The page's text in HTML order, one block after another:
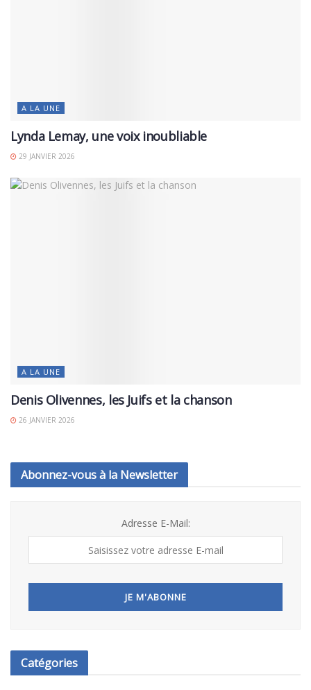
A LA UNE
Lynda Lemay, une voix inoubliable
29 JANVIER 2026
A LA UNE
Denis Olivennes, les Juifs et la chanson
26 JANVIER 2026
Abonnez-vous à la Newsletter
Adresse E-Mail:
Catégories